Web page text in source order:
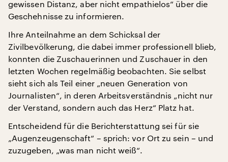
gewissen Distanz, aber nicht empathielos“ über die
Geschehnisse zu informieren.
Ihre Anteilnahme an dem Schicksal der
Zivilbevölkerung, die dabei immer professionell blieb,
konnten die Zuschauerinnen und Zuschauer in den
letzten Wochen regelmäßig beobachten. Sie selbst
sieht sich als Teil einer „neuen Generation von
Journalisten“, in deren Arbeitsverständnis „nicht nur
der Verstand, sondern auch das Herz“ Platz hat.
Entscheidend für die Berichterstattung sei für sie
„Augenzeugenschaft“ – sprich: vor Ort zu sein – und
zuzugeben, „was man nicht weiß“.